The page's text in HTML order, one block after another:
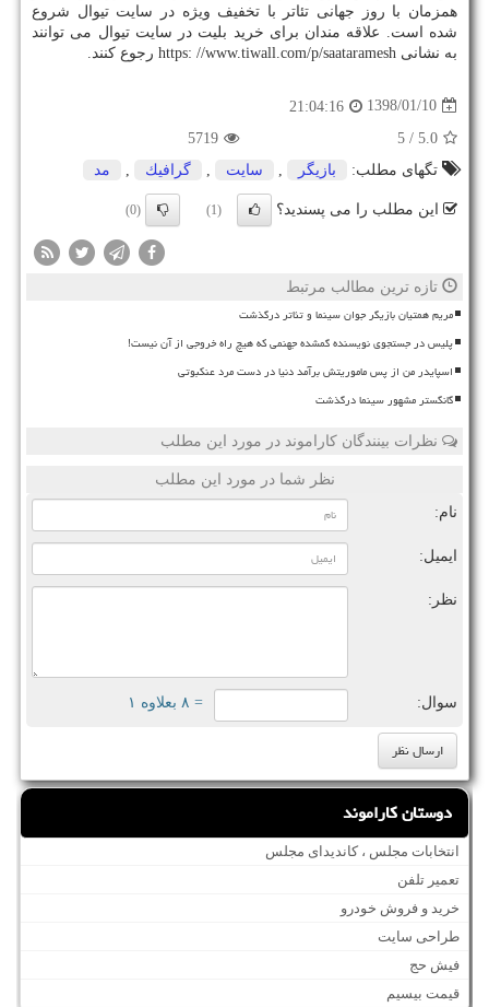
همزمان با روز جهانی تئاتر با تخفیف ویژه در سایت تیوال شروع
شده است. علاقه مندان برای خرید بلیت در سایت تیوال می توانند
به نشانی https: //www.tiwall.com/p/saataramesh رجوع كنند.
1398/01/10
21:04:16
5.0
/ 5
5719
تگهای مطلب:
بازیگر سایت گرافیك مد
این مطلب را می پسندید؟ (1)
(0)
تازه ترین مطالب مرتبط
مریم همتیان بازیگر جوان سینما و تئاتر درگذشت
پلیس در جستجوی نویسنده گمشده جهنمی که هیچ راه خروجی از آن نیست!
اسپایدر من از پس ماموریتش برآمد دنیا در دست مرد عنکبوتی
گانگستر مشهور سینما درگذشت
نظرات بینندگان کاراموند در مورد این مطلب
نظر شما در مورد این مطلب
نام:
ایمیل:
نظر:
سوال: = ۸ بعلاوه ۱
دوستان کاراموند
انتخابات مجلس ، کاندیدای مجلس
تعمیر تلفن
خرید و فروش خودرو
طراحی سایت
فیش حج
قیمت بیسیم